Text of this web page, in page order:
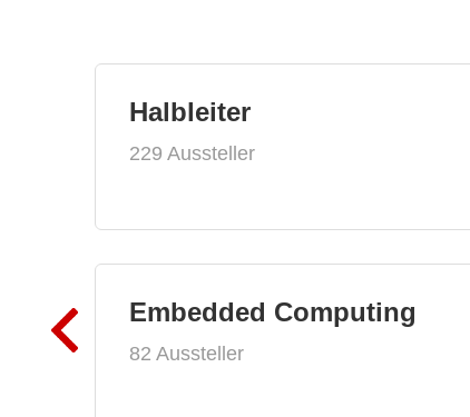
Halbleiter
229 Aussteller
Embedded Computing
82 Aussteller